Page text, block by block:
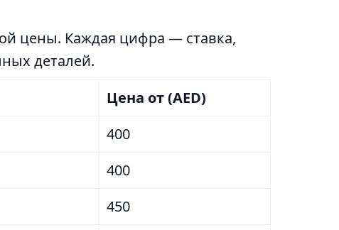
цены. Каждая цифра — ставка,
деталей.
Цена от (AED)
400
400
450